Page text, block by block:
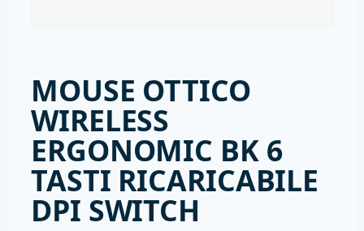
MOUSE OTTICO
WIRELESS
ERGONOMIC BK 6
TASTI RICARICABILE
DPI SWITCH